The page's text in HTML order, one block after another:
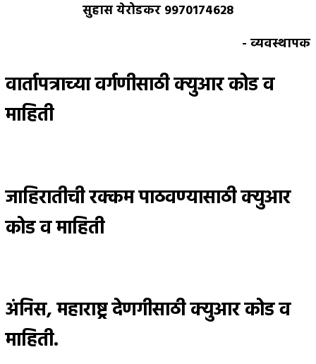
सुहास येरोडकर 9970174628
- व्यवस्थापक
वार्तापत्राच्या वर्गणीसाठी क्युआर कोड व
माहिती
जाहिरातीची रक्कम पाठवण्यासाठी क्युआर
कोड व माहिती
अंनिस, महाराष्ट्र देणगीसाठी क्युआर कोड व
माहिती.